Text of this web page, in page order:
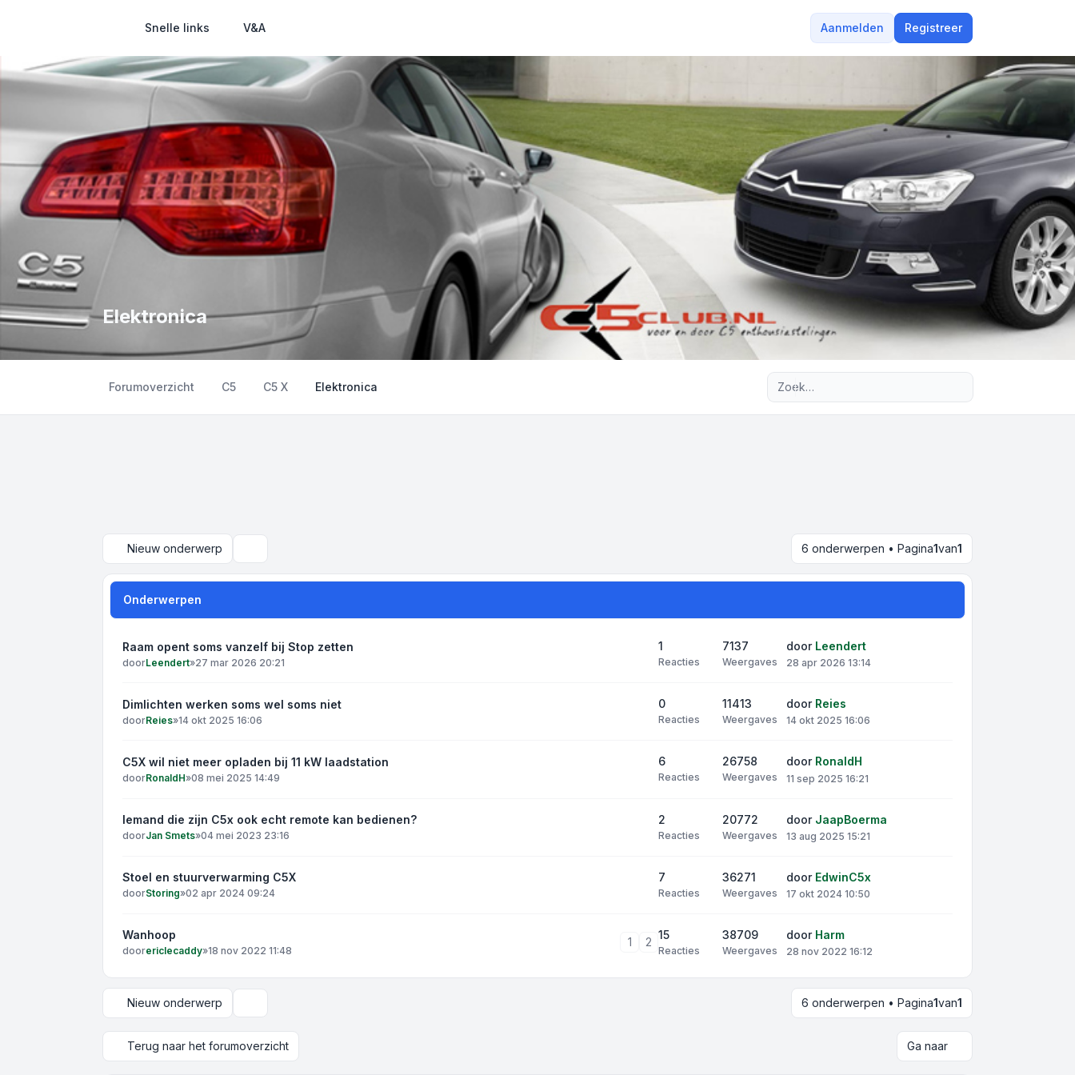
Snelle links V&A Aanmelden Registreer
Elektronica
Forumoverzicht C5 C5 X Elektronica
Nieuw onderwerp 6 onderwerpen • Pagina1van1
Onderwerpen
Raam opent soms vanzelf bij Stop zetten
doorLeendert»27 mar 2026 20:21
1
Reacties
7137
Weergaves
door Leendert
28 apr 2026 13:14
Dimlichten werken soms wel soms niet
doorReies»14 okt 2025 16:06
0
Reacties
11413
Weergaves
door Reies
14 okt 2025 16:06
C5X wil niet meer opladen bij 11 kW laadstation
doorRonaldH»08 mei 2025 14:49
6
Reacties
26758
Weergaves
door RonaldH
11 sep 2025 16:21
Iemand die zijn C5x ook echt remote kan bedienen?
doorJan Smets»04 mei 2023 23:16
2
Reacties
20772
Weergaves
door JaapBoerma
13 aug 2025 15:21
Stoel en stuurverwarming C5X
doorStoring»02 apr 2024 09:24
7
Reacties
36271
Weergaves
door EdwinC5x
17 okt 2024 10:50
Wanhoop
doorericlecaddy»18 nov 2022 11:48
1 2
15
Reacties
38709
Weergaves
door Harm
28 nov 2022 16:12
Nieuw onderwerp 6 onderwerpen • Pagina1van1
Terug naar het forumoverzicht Ga naar